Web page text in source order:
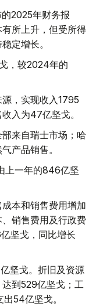
2025年财务报
所上升，但受所得
定增长。
，较2024年的
，实现收入1795
入为47亿坚戈。
来自瑞士市场；哈
产品销售。
上一年的846亿坚
本和销售费用增加
销售费用及行政费
坚戈，同比增长
坚戈。折旧及资源
到529亿坚戈；工
54亿坚戈。